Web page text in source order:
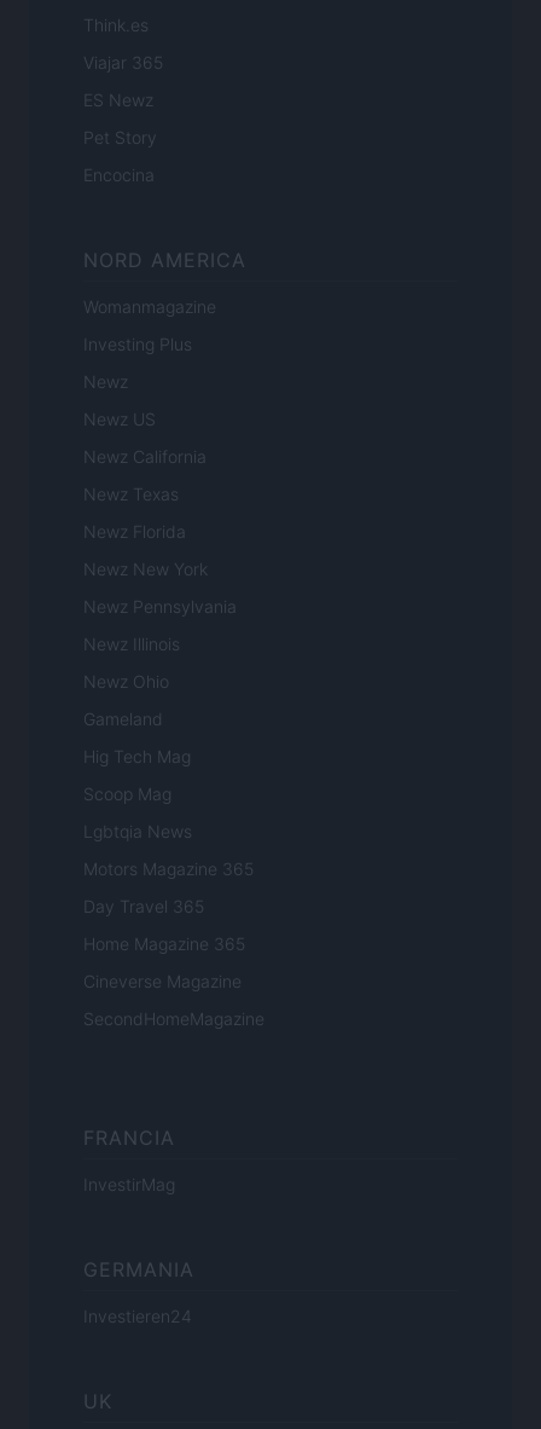
Think.es
Viajar 365
ES Newz
Pet Story
Encocina
NORD AMERICA
Womanmagazine
Investing Plus
Newz
Newz US
Newz California
Newz Texas
Newz Florida
Newz New York
Newz Pennsylvania
Newz Illinois
Newz Ohio
Gameland
Hig Tech Mag
Scoop Mag
Lgbtqia News
Motors Magazine 365
Day Travel 365
Home Magazine 365
Cineverse Magazine
SecondHomeMagazine
FRANCIA
InvestirMag
GERMANIA
Investieren24
UK